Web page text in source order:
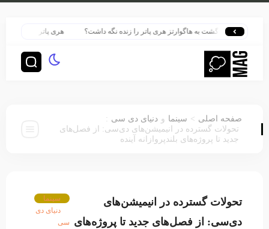
بازگشت به هاگوارتز هری پاتر را زنده نگه داشت؟ هری پاتر در قلب بزرگ‌ترین
صفحه اصلی > سینما و دنیای دی سی :
تحولات گسترده در انیمیشن‌های دی‌سی: از فصل‌های
جدید تا پروژه‌های بلندپروازانه آینده
تحولات گسترده در انیمیشن‌های
دی‌سی: از فصل‌های جدید تا پروژه‌های
سینما
دنیای دی
سی